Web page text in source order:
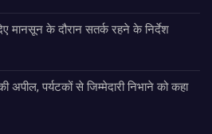
मानसून के दौरान सतर्क रहने के निर्देश
अपील, पर्यटकों से जिम्मेदारी निभाने को कहा